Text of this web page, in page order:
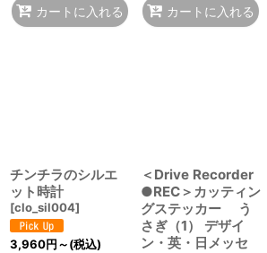
カートに入れる カートに入れる
チンチラのシルエ
ット時計
[clo_sil004]
3,960円～(税込)
＜Drive Recorder
●REC＞カッティン
グステッカー う
さぎ（1） デザイ
ン・英・日メッセ